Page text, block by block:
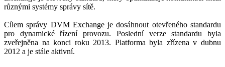
různými systémy správy sítě.
Cílem správy DVM Exchange je dosáhnout otevřeného standardu
pro dynamické řízení provozu. Poslední verze standardu byla
zveřejněna na konci roku 2013. Platforma byla zřízena v dubnu
2012 a je stále aktivní.